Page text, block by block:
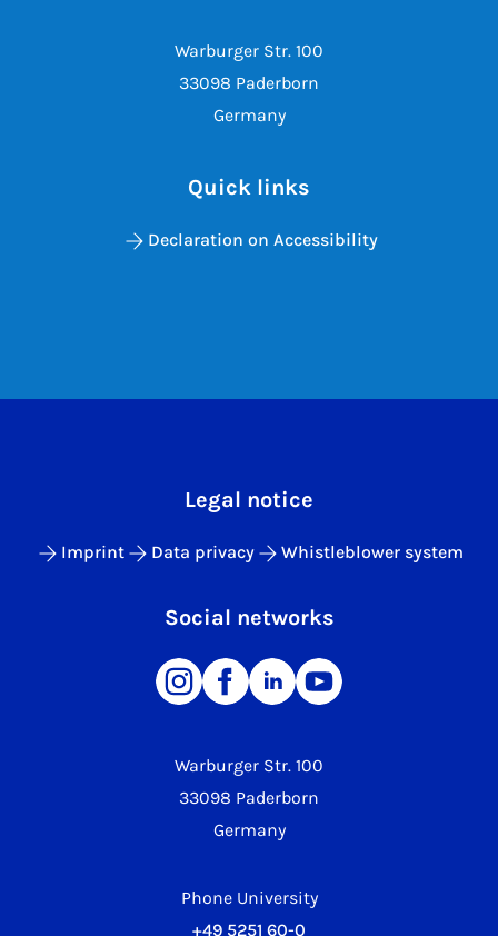
Warburger Str. 100
33098 Paderborn
Germany
Quick links
Declaration on Accessibility
Warburger Str. 100
33098 Paderborn
Germany
Phone University
+49 5251 60-0
Legal notice
Imprint Data privacy Whistleblower system
Social networks